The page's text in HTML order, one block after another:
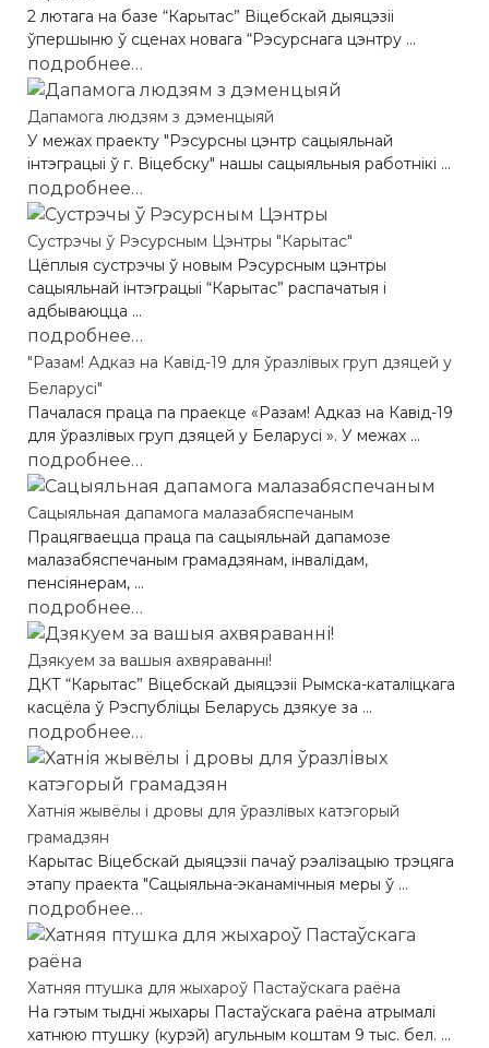
2 лютага на базе “Карытас” Віцебскай дыяцэзіі
ўпершыню ў сценах новага “Рэсурснага цэнтру ...
подробнее…
Дапамога людзям з дэменцыяй
У межах праекту "Рэсурсны цэнтр сацыяльнай
інтэграцыі ў г. Віцебску" нашы сацыяльныя работнікі ...
подробнее…
Сустрэчы ў Рэсурсным Цэнтры "Карытас"
Цёплыя сустрэчы ў новым Рэсурсным цэнтры
сацыяльнай інтэграцыі “Карытас” распачатыя і
адбываюцца ...
подробнее…
"Разам! Адказ на Кавід-19 для ўразлівых груп дзяцей у
Беларусі"
Пачалася праца па праекце «Разам! Адказ на Кавід-19
для ўразлівых груп дзяцей у Беларусі ». У межах ...
подробнее…
Сацыяльная дапамога малазабяспечаным
Працягваецца праца па сацыяльнай дапамозе
малазабяспечаным грамадзянам, інвалідам,
пенсіянерам, ...
подробнее…
Дзякуем за вашыя ахвяраванні!
ДКТ “Карытас” Віцебскай дыяцэзіі Рымска-каталіцкага
касцёла ў Рэспубліцы Беларусь дзякуе за ...
подробнее…
Хатнія жывёлы і дровы для ўразлівых катэгорый
грамадзян
Карытас Віцебскай дыяцэзіі пачаў рэалізацыю трэцяга
этапу праекта "Сацыяльна-эканамічныя меры ў ...
подробнее…
Хатняя птушка для жыхароў Пастаўскага раёна
На гэтым тыдні жыхары Пастаўскага раёна атрымалі
хатнюю птушку (курэй) агульным коштам 9 тыс. бел. ...